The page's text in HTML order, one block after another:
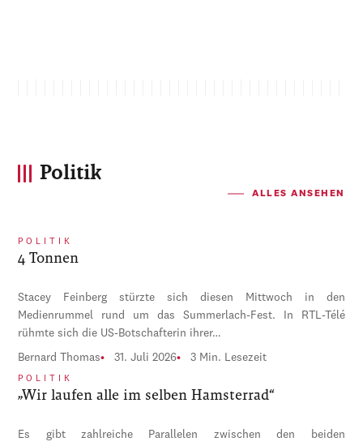
Politik
ALLES ANSEHEN
POLITIK
4 Tonnen
Stacey Feinberg stürzte sich diesen Mittwoch in den
Medienrummel rund um das Summerlach-Fest. In RTL-Télé
rühmte sich die US-Botschafterin ihrer…
Bernard Thomas 31. Juli 2026 3 Min. Lesezeit
POLITIK
„Wir laufen alle im selben Hamsterrad“
Es gibt zahlreiche Parallelen zwischen den beiden